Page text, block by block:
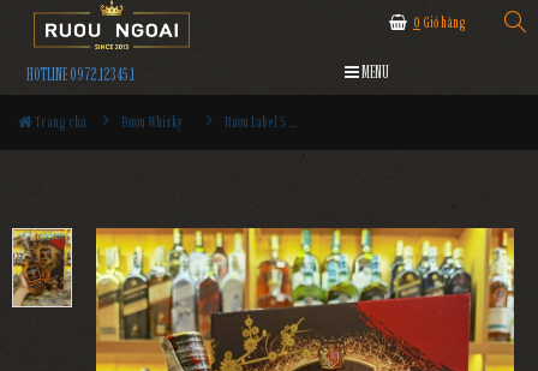
0 Giỏ hàng
HOTLINE 0972.12345.1 MENU
Trang chủ Rượu Whisky Rượu Label 5 Classic Black Hộp Quà 2022